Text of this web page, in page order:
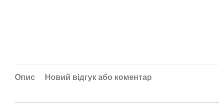
Опис Новий відгук або коментар